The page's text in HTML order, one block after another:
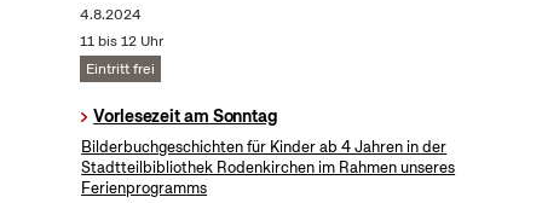
4.8.2024
11 bis 12 Uhr
Eintritt frei
Vorlesezeit am Sonntag
Bilderbuchgeschichten für Kinder ab 4 Jahren in der
Stadtteilbibliothek Rodenkirchen im Rahmen unseres
Ferienprogramms